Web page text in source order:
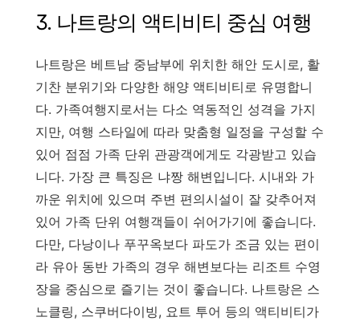
3. 나트랑의 액티비티 중심 여행
나트랑은 베트남 중남부에 위치한 해안 도시로, 활
기찬 분위기와 다양한 해양 액티비티로 유명합니
다. 가족여행지로서는 다소 역동적인 성격을 가지
지만, 여행 스타일에 따라 맞춤형 일정을 구성할 수
있어 점점 가족 단위 관광객에게도 각광받고 있습
니다. 가장 큰 특징은 냐짱 해변입니다. 시내와 가
까운 위치에 있으며 주변 편의시설이 잘 갖추어져
있어 가족 단위 여행객들이 쉬어가기에 좋습니다.
다만, 다낭이나 푸꾸옥보다 파도가 조금 있는 편이
라 유아 동반 가족의 경우 해변보다는 리조트 수영
장을 중심으로 즐기는 것이 좋습니다. 나트랑은 스
노클링, 스쿠버다이빙, 요트 투어 등의 액티비티가